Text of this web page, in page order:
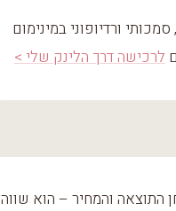
ורדיופוני במינימום
לרכישה דרך הלינק שלי >
התוצאה והמחיר – הוא שווה